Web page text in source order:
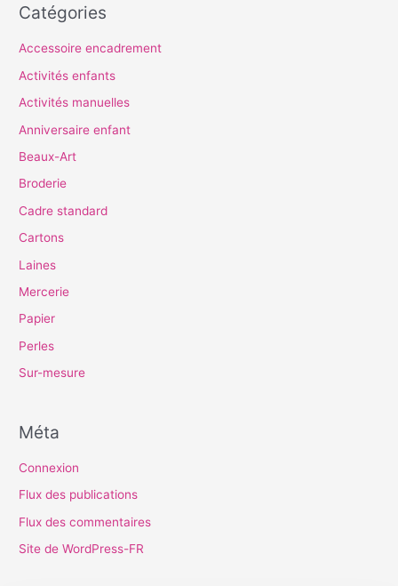
Catégories
Accessoire encadrement
Activités enfants
Activités manuelles
Anniversaire enfant
Beaux-Art
Broderie
Cadre standard
Cartons
Laines
Mercerie
Papier
Perles
Sur-mesure
Méta
Connexion
Flux des publications
Flux des commentaires
Site de WordPress-FR